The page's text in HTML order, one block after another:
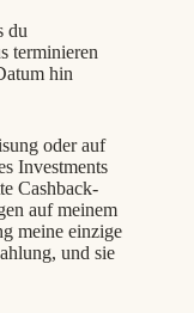
du
terminieren
hin
oder auf
Investments
Cashback-
auf meinem
meine einzige
und sie